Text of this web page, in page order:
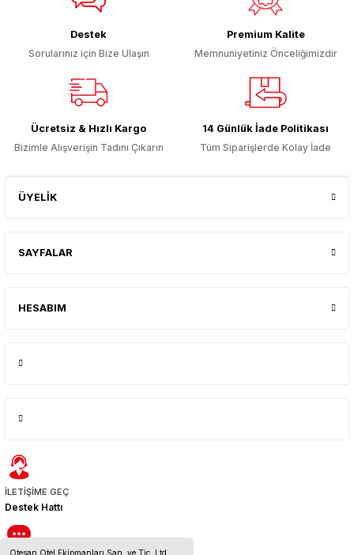
Otesan Otel Ekipmanları San. ve Tic. Ltd.
Destek
Sorularınız için Bize Ulaşın
Premium Kalite
Memnuniyetiniz Önceliğimizdir
Ücretsiz & Hızlı Kargo
Bizimle Alışverişin Tadını Çıkarın
14 Günlük İade Politikası
Tüm Siparişlerde Kolay İade
ÜYELİK
SAYFALAR
HESABIM
İLETİŞİME GEÇ
Destek Hattı